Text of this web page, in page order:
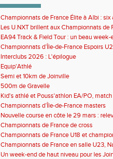
Championnats de France Élite à Albi :
rendez-vous de l'élite nationale
Les U.NXT brillent aux Championnats de
une pluie de performances
EA94 Track & Field Tour : un beau
Championnats d’Île-de-France Espoirs
Interclubs 2026 : L'épilogue
Equip'Athlé
Semi et 10km de Joinville
500m de Gravelle
Kid's athlé et Pouss'athlon EA/PO,
championnat LIFA épreuves combinées
Championnats d’Île-de-France masters
Nouvelle course en côte le 29 mars :
Championnats de France de cross
Championnats de France U18 et
Lancers Long
Championnats de France en salle U23,
de cross-country
Un week-end de haut niveau pour les